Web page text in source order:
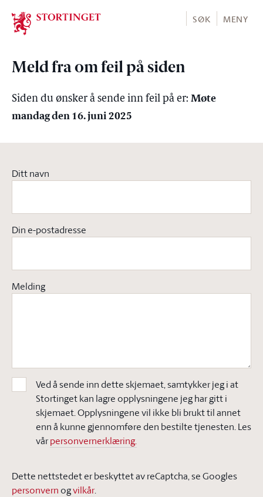
Stortinget.no
SØK MENY
Meld fra om feil på siden
Siden du ønsker å sende inn feil på er: Møte
mandag den 16. juni 2025
Ditt navn
Din e-postadresse
Melding
Ved å sende inn dette skjemaet, samtykker jeg i at
Stortinget kan lagre opplysningene jeg har gitt i
skjemaet. Opplysningene vil ikke bli brukt til annet
enn å kunne gjennomføre den bestilte tjenesten. Les
vårpersonvernerklæring.
Dette nettstedet er beskyttet av reCaptcha, se Googles
personvern ogvilkår.